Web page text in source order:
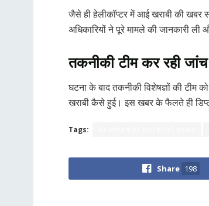
जैसे ही हेलीकॉप्टर में आई खराबी की
अधिकारियों ने पूरे मामले की जानकारी ली
तकनीकी टीम कर रही जांच
घटना के बाद तकनीकी विशेषज्ञों की टीम
खराबी कैसे हुई। इस खबर के फैलते ही
Tags:
Share 198